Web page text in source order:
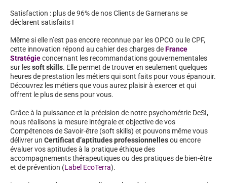
Satisfaction : plus de 96% de nos Clients de Garnerans se
déclarent satisfaits !
Même si elle n’est pas encore reconnue par les OPCO ou le CPF,
cette innovation répond au cahier des charges deFrance
Stratégieconcernant les recommandations gouvernementales
sur lessoft skills. Elle permet de trouver en seulement quelques
heures de prestation les métiers qui sont faits pour vous épanouir.
Découvrez les métiers que vous aurez plaisir à exercer et qui
offrent le plus de sens pour vous.
Grâce à la puissance et la précision de notre psychométrie DeSI,
nous réalisons la mesure intégrale et objective de vos
Compétences de Savoir-être (soft skills) et pouvons même vous
délivrer un Certificat d’aptitudes professionnellesou encore
évaluer vos aptitudes à la pratique éthique des
accompagnements thérapeutiques ou des pratiques de bien-être
et de prévention (Label EcoTerra).